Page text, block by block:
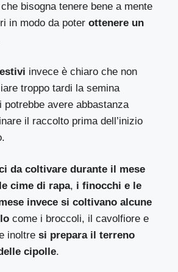
bisogna tenere bene a mente
in modo da poter ottenere un
invece è chiaro che non
troppo tardi la semina
potrebbe avere abbastanza
il raccolto prima dell’inizio
da coltivare durante il mese
cime di rapa, i finocchi e le
invece si coltivano alcune
come i broccoli, il cavolfiore e
inoltresi prepara il terreno
cipolle.